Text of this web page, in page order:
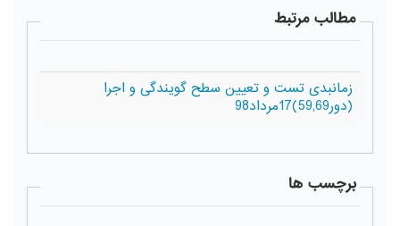
مطالب مرتبط
زمانبدی تست و تعیین سطح گویندگی و اجرا
(دور59,69)17مرداد98
برچسب ها